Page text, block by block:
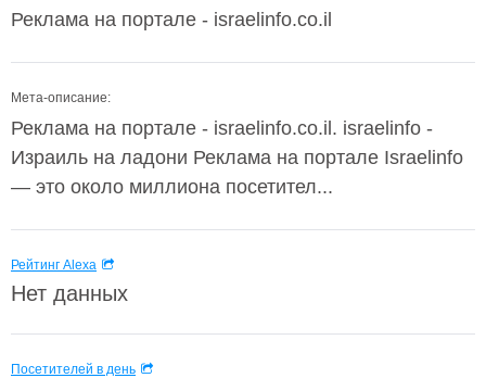
Реклама на портале - israelinfo.co.il
Мета-описание:
Реклама на портале - israelinfo.co.il. israelinfo -
Израиль на ладони Реклама на портале Israelinfo
— это около миллиона посетител...
Рейтинг Alexa
Нет данных
Посетителей в день